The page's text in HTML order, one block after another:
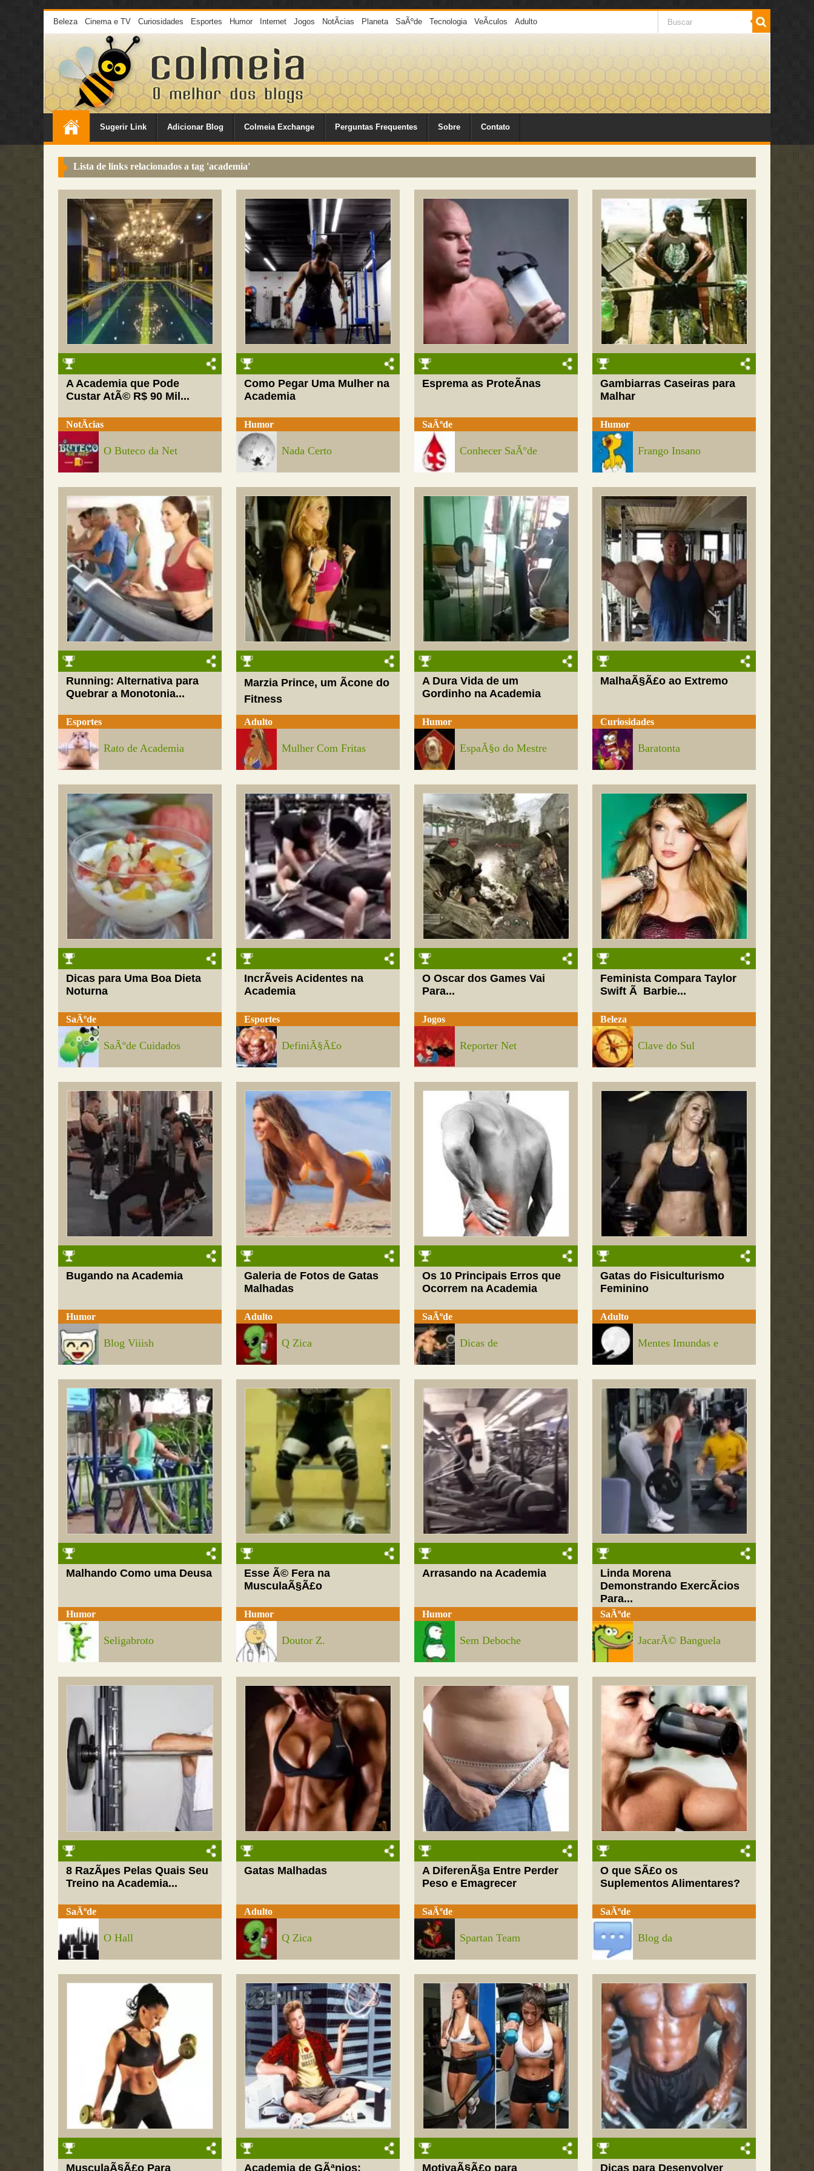
Beleza Cinema e TV Curiosidades Esportes Humor Internet Jogos NotÃ­cias Planeta SaÃºde Tecnologia VeÃ­culos Adulto
Sugerir Link Adicionar Blog Colmeia Exchange Perguntas Frequentes Sobre Contato
Lista de links relacionados a tag 'academia'
A Academia que Pode
Custar AtÃ© R$ 90 Mil...
NotÃ­cias
O Buteco da Net
Como Pegar Uma Mulher na
Academia
Humor
Nada Certo
Esprema as ProteÃ­nas
SaÃºde
Conhecer SaÃºde
Gambiarras Caseiras para
Malhar
Humor
Frango Insano
Running: Alternativa para
Quebrar a Monotonia...
Esportes
Rato de Academia
Marzia Prince, um Ãcone do
Fitness
Adulto
Mulher Com Fritas
A Dura Vida de um
Gordinho na Academia
Humor
EspaÃ§o do Mestre
MalhaÃ§Ã£o ao Extremo
Curiosidades
Baratonta
Dicas para Uma Boa Dieta
Noturna
SaÃºde
SaÃºde Cuidados
IncrÃ­veis Acidentes na
Academia
Esportes
DefiniÃ§Ã£o
O Oscar dos Games Vai
Para...
Jogos
Reporter Net
Feminista Compara Taylor
Swift Ã Barbie...
Beleza
Clave do Sul
Bugando na Academia
Humor
Blog Viiish
Galeria de Fotos de Gatas
Malhadas
Adulto
Q Zica
Os 10 Principais Erros que
Ocorrem na Academia
SaÃºde
Dicas de
Gatas do Fisiculturismo
Feminino
Adulto
Mentes Imundas e
Malhando Como uma Deusa
Humor
Seligabroto
Esse Ã© Fera na
MusculaÃ§Ã£o
Humor
Doutor Z.
Arrasando na Academia
Humor
Sem Deboche
Linda Morena
Demonstrando ExercÃ­cios
Para...
SaÃºde
JacarÃ© Banguela
8 RazÃµes Pelas Quais Seu
Treino na Academia...
SaÃºde
O Hall
Gatas Malhadas
Adulto
Q Zica
A DiferenÃ§a Entre Perder
Peso e Emagrecer
SaÃºde
Spartan Team
O que SÃ£o os
Suplementos Alimentares?
SaÃºde
Blog da
MusculaÃ§Ã£o Para Academia de GÃªnios: MotivaÃ§Ã£o para Dicas para Desenvolver